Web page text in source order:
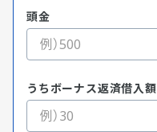
頭金
うちボーナス返済借入額